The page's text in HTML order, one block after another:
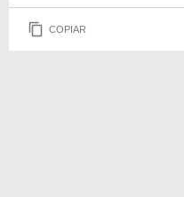
COPIAR